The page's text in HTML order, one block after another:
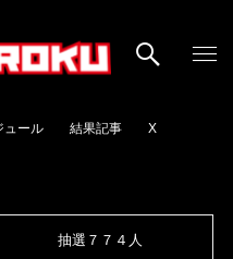
ュール 結果記事 X
抽選７７４人